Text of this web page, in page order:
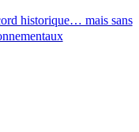
historique… mais sans